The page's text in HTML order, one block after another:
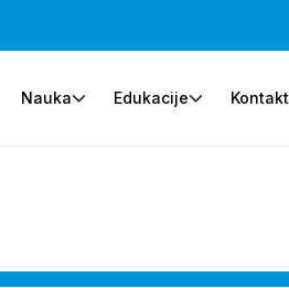
Nauka Edukacije Kontakt